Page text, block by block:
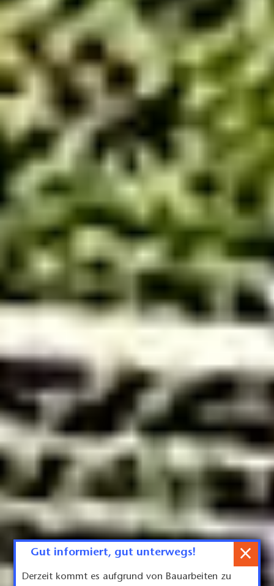
×
Gut informiert, gut unterwegs!
Derzeit kommt es aufgrund von Bauarbeiten zu